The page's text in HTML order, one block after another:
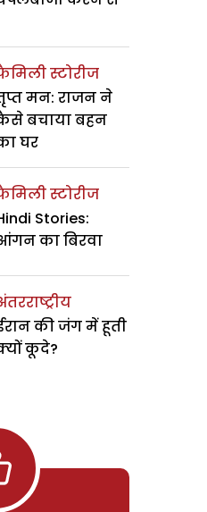
स्टोरीज
मन: राजन ने
बचाया बहन
घर
स्टोरीज
Stories:
का बिरवा
की जंग में हूती
कूदे?